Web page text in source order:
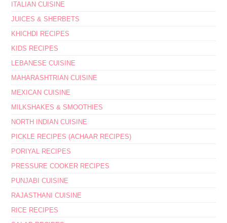
ITALIAN CUISINE
JUICES & SHERBETS
KHICHDI RECIPES
KIDS RECIPES
LEBANESE CUISINE
MAHARASHTRIAN CUISINE
MEXICAN CUISINE
MILKSHAKES & SMOOTHIES
NORTH INDIAN CUISINE
PICKLE RECIPES (ACHAAR RECIPES)
PORIYAL RECIPES
PRESSURE COOKER RECIPES
PUNJABI CUISINE
RAJASTHANI CUISINE
RICE RECIPES